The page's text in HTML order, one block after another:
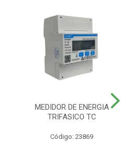
MEDIDOR DE ENERGIA
TRIFASICO TC
Código: 23869